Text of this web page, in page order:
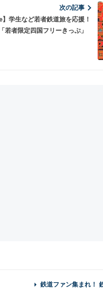
次の記事
】学生など若者鉄道旅を応援！
若者限定四国フリーきっぷ」
鉄道ファン集まれ！